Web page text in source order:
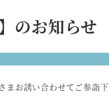
のお知らせ
お誘い合わせてご参詣